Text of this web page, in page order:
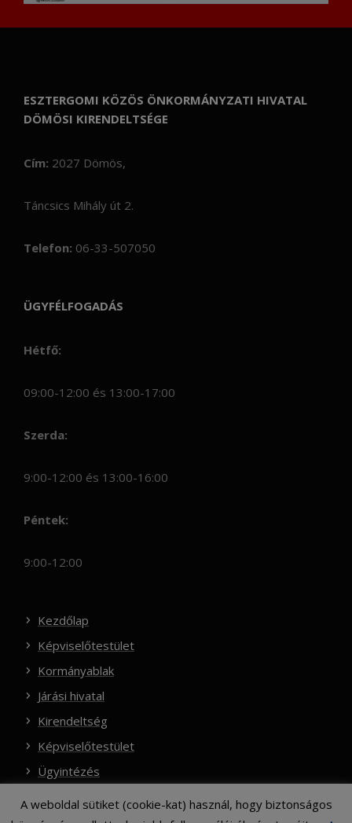
ESZTERGOMI KÖZÖS ÖNKORMÁNYZATI HIVATAL
DÖMÖSI KIRENDELTSÉGE
Cím: 2027 Dömös,
Táncsics Mihály út 2.
Telefon: 06-33-507050
ÜGYFÉLFOGADÁS
Hétfő:
09:00-12:00 és 13:00-17:00
Szerda:
9:00-12:00 és 13:00-16:00
Péntek:
9:00-12:00
Kezdőlap
Képviselőtestület
Kormányablak
Járási hivatal
Kirendeltség
Képviselőtestület
Ügyintézés
A weboldal sütiket (cookie-kat) használ, hogy biztonságos